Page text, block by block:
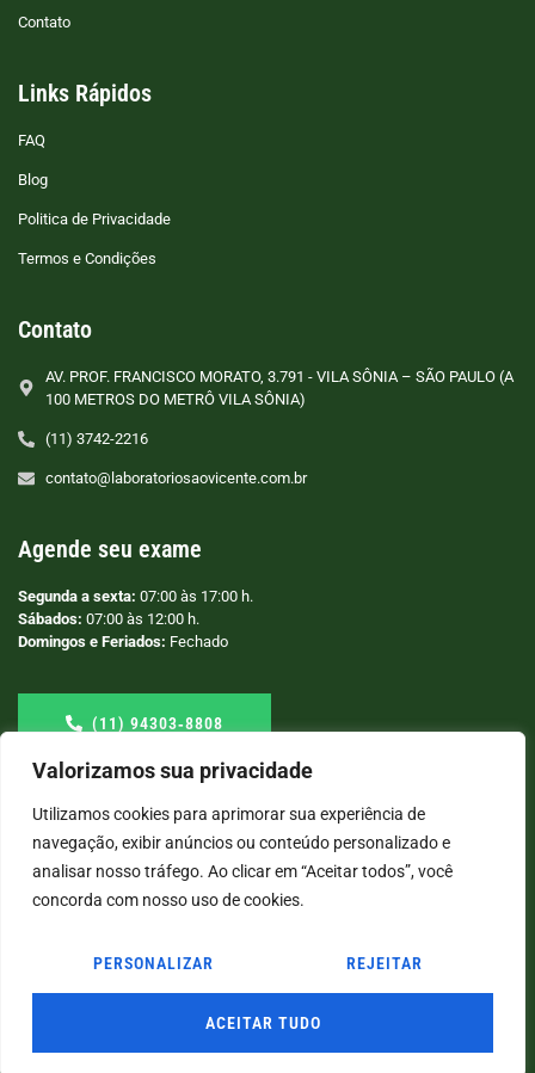
Valorizamos sua privacidade
Utilizamos cookies para aprimorar sua experiência de
navegação, exibir anúncios ou conteúdo personalizado e
analisar nosso tráfego. Ao clicar em “Aceitar todos”, você
concorda com nosso uso de cookies.
PERSONALIZAR REJEITAR
ACEITAR TUDO
Contato
Links Rápidos
FAQ
Blog
Politica de Privacidade
Termos e Condições
Contato
AV. PROF. FRANCISCO MORATO, 3.791 - VILA SÔNIA – SÃO PAULO (A
100 METROS DO METRÔ VILA SÔNIA)
(11) 3742-2216
contato@laboratoriosaovicente.com.br
Agende seu exame
Segunda a sexta: 07:00 às 17:00 h.
Sábados: 07:00 às 12:00 h.
Domingos e Feriados: Fechado
(11) 94303‑8808
© COPYRIGHT2026→ LABORATÓRIO SÃO VICENTE → POR: CONEKI - SOLUÇÕES DIGITAIS |